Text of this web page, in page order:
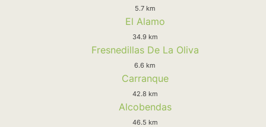
5.7 km
El Alamo
34.9 km
Fresnedillas De La Oliva
6.6 km
Carranque
42.8 km
Alcobendas
46.5 km